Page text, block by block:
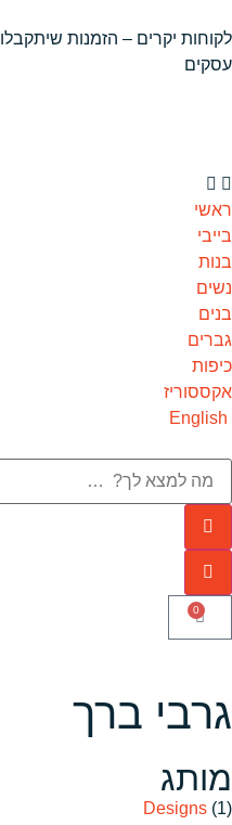
לקוחות יקרים – הזמנות שיתקבלו
עסקים
ראשי
בייבי
בנות
נשים
בנים
גברים
כיפות
אקססוריז
English
0
גרבי ברך
מותג
Designs (1)